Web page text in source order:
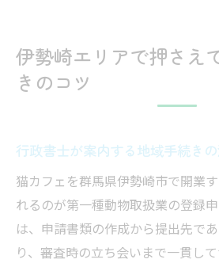
伊勢崎エリアで押さえ
きのコツ
行政書士が案内する地域手続き
猫カフェを群馬県伊勢崎市で開業
れるのが第一種動物取扱業の登録
は、申請書類の作成から提出先で
り、審査時の立ち会いまで一貫し